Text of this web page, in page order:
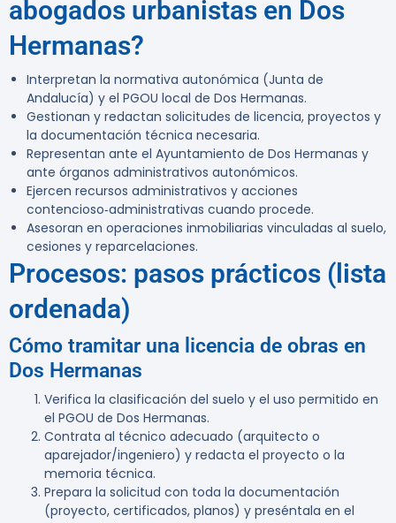
abogados urbanistas en Dos
Hermanas?
Interpretan la normativa autonómica (Junta de
Andalucía) y el PGOU local de Dos Hermanas.
Gestionan y redactan solicitudes de licencia, proyectos y
la documentación técnica necesaria.
Representan ante el Ayuntamiento de Dos Hermanas y
ante órganos administrativos autonómicos.
Ejercen recursos administrativos y acciones
contencioso‑administrativas cuando procede.
Asesoran en operaciones inmobiliarias vinculadas al suelo,
cesiones y reparcelaciones.
Procesos: pasos prácticos (lista
ordenada)
Cómo tramitar una licencia de obras en
Dos Hermanas
Verifica la clasificación del suelo y el uso permitido en
el PGOU de Dos Hermanas.
Contrata al técnico adecuado (arquitecto o
aparejador/ingeniero) y redacta el proyecto o la
memoria técnica.
Prepara la solicitud con toda la documentación
(proyecto, certificados, planos) y preséntala en el